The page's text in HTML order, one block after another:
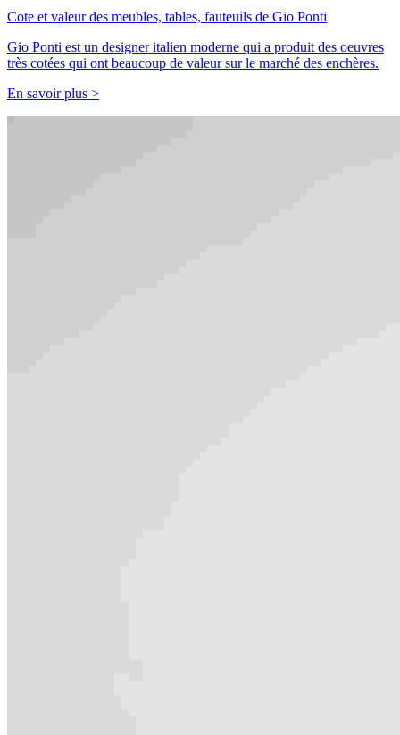
Cote et valeur des meubles, tables, fauteuils de Gio Ponti
Gio Ponti est un designer italien moderne qui a produit des oeuvres
très cotées qui ont beaucoup de valeur sur le marché des enchères.
En savoir plus >